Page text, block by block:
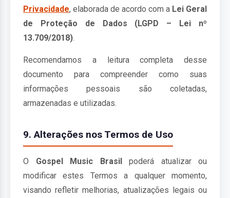
Privacidade, elaborada de acordo com a Lei Geral
de Proteção de Dados (LGPD – Lei nº
13.709/2018).
Recomendamos a leitura completa desse
documento para compreender como suas
informações pessoais são coletadas,
armazenadas e utilizadas.
9. Alterações nos Termos de Uso
O Gospel Music Brasilpoderá atualizar ou
modificar estes Termos a qualquer momento,
visando refletir melhorias, atualizações legais ou